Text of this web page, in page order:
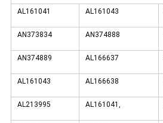
AL161041 AL161043
AN373834 AN374888
AN374889 AL166637
AL161043 AL166638
AL213995 AL161041,